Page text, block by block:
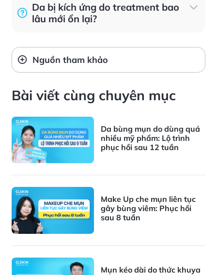
Da bị kích ứng do treatment bao
lâu mới ổn lại?
Nguồn tham khảo
Bài viết cùng chuyên mục
Da bùng mụn do dùng quá
nhiều mỹ phẩm: Lộ trình
phục hồi sau 12 tuần
Make Up che mụn liên tục
gây bùng viêm: Phục hồi
sau 8 tuần
Mụn kéo dài do thức khuya